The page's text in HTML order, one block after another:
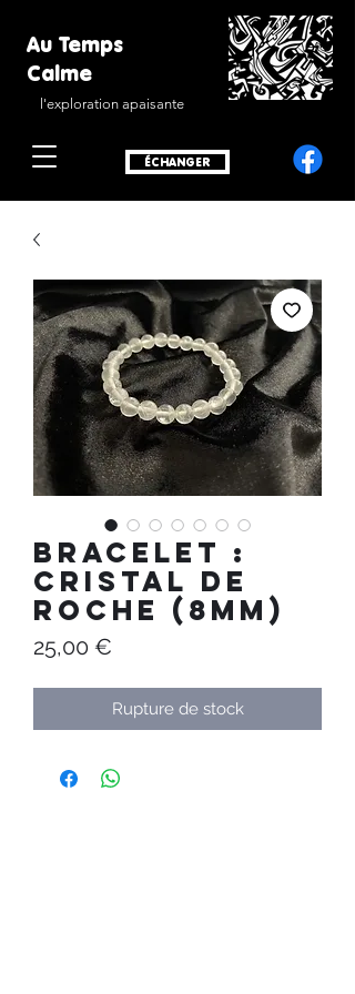
Au Temps
Calme
l'exploration apaisante
ÉCHANGER
Bracelet :
Cristal de
Roche (8mm)
25,00 €
Rupture de stock